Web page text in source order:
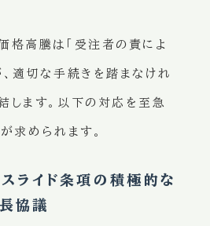
格高騰は「受注者の責によ
、適切な手続きを踏まなけれ
します。以下の対応を至急
求められます。
ライド条項の積極的な
協議